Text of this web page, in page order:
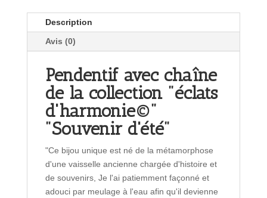
Description
Avis (0)
Pendentif avec chaîne
de la collection "éclats
d'harmonie©"
"Souvenir d'été"
"Ce bijou unique est né de la métamorphose
d'une vaisselle ancienne chargée d'histoire et
de souvenirs, Je l'ai patiemment façonné et
adouci par meulage à l'eau afin qu'il devienne